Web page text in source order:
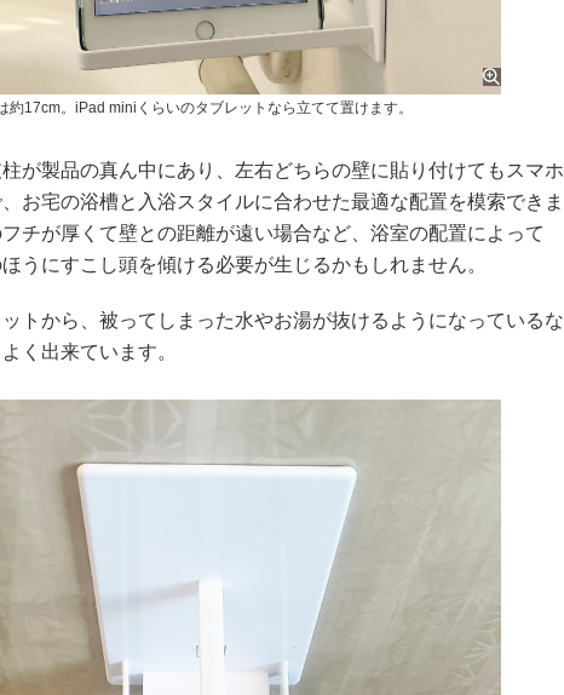
約17cm。iPad miniくらいのタブレットなら立てて置けます。
が製品の真ん中にあり、左右どちらの壁に貼り付けてもスマホ
お宅の浴槽と入浴スタイルに合わせた最適な配置を模索できま
チが厚くて壁との距離が遠い場合など、浴室の配置によって
うにすこし頭を傾ける必要が生じるかもしれません。
トから、被ってしまった水やお湯が抜けるようになっているな
く出来ています。